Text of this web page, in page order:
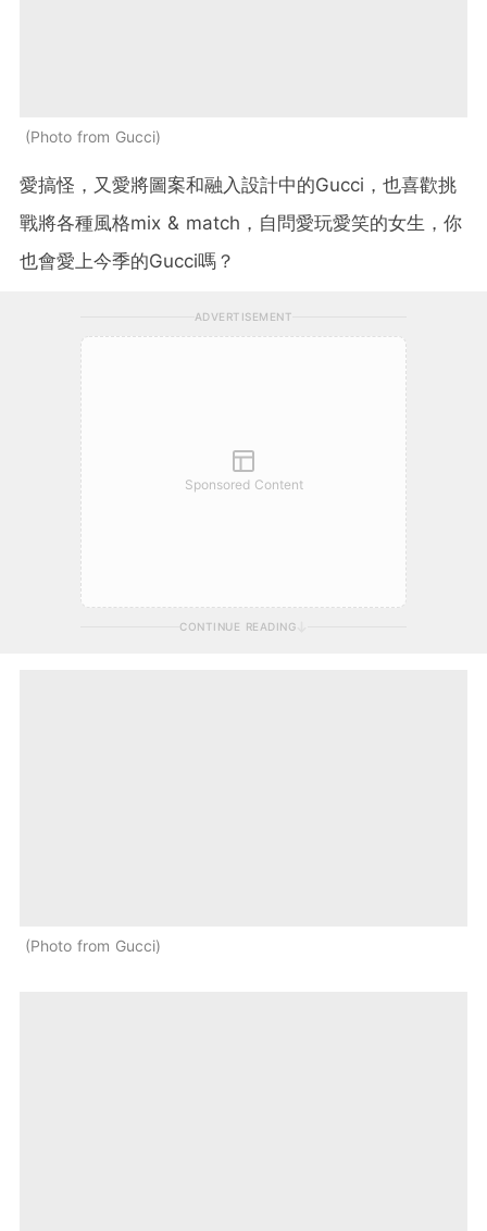
Photo from Gucci
愛搞怪，又愛將圖案和融入設計中的Gucci，也喜歡挑
戰將各種風格mix & match，自問愛玩愛笑的女生，你
也會愛上今季的Gucci嗎？
ADVERTISEMENT
Sponsored Content
CONTINUE READING
Photo from Gucci